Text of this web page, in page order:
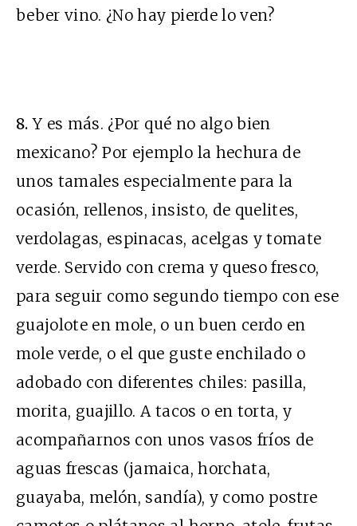
beber vino. ¿No hay pierde lo ven?
8.Y es más. ¿Por qué no algo bien
mexicano? Por ejemplo la hechura de
unos tamales especialmente para la
ocasión, rellenos, insisto, de quelites,
verdolagas, espinacas, acelgas y tomate
verde. Servido con crema y queso fresco,
para seguir como segundo tiempo con ese
guajolote en mole, o un buen cerdo en
mole verde, o el que guste enchilado o
adobado con diferentes chiles: pasilla,
morita, guajillo. A tacos o en torta, y
acompañarnos con unos vasos fríos de
aguas frescas (jamaica, horchata,
guayaba, melón, sandía), y como postre